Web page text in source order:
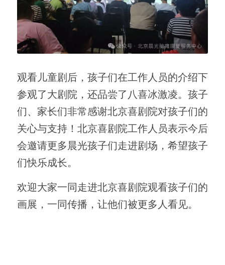
观看儿童剧后，孩子们在工作人员的介绍下
参观了大剧院，还品尝了八喜冰激凌。孩子
们、家长们非常感谢北京喜剧院对孩子们的
关心与支持！北京喜剧院工作人员表示今后
会邀请更多晨光孩子们走进剧场，希望孩子
们快乐成长。
欢迎大家一同走进北京喜剧院观看孩子们的
画展，一同传播，让他们被更多人看见。